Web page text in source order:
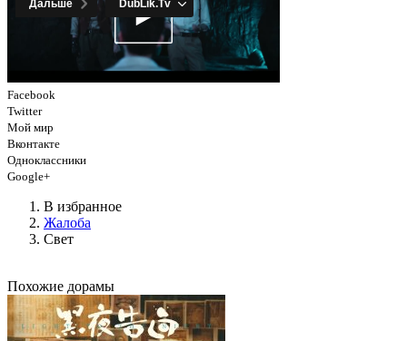
Facebook
Twitter
Мой мир
Вконтакте
Одноклассники
Google+
В избранное
Жалоба
Свет
Похожие дорамы